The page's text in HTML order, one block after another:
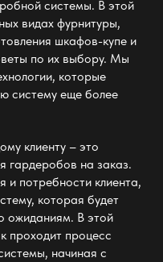
системы. В этой
видах фурнитуры,
шкафов-купе и
по их выбору. Мы
которые
системуеще более
клиенту – это
гардеробов на заказ.
и потребности клиента,
которая будет
ожиданиям. В этой
проходит процесс
начиная с